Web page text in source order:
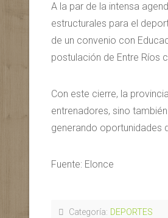
A la par de la intensa
estructurales para el
de un convenio con
postulación de Entre Ríos
Con este cierre, la
entrenadores, sino
generando oportunidades
Fuente: Elonce
Categoría: DEPORTES